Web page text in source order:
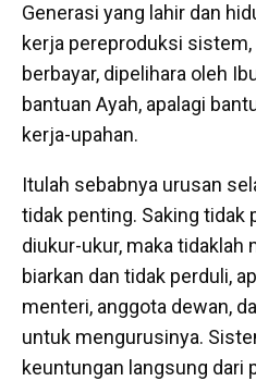
Generasi yang lahir dan
kerja pereproduksi
berbayar, dipelihara oleh
bantuan Ayah, apalagi
kerja-upahan.
Itulah sebabnya urusan
tidak penting. Saking tidak
diukur-ukur, maka tidaklah
biarkan dan tidak perduli,
menteri, anggota dewan,
untuk mengurusinya.
keuntungan langsung dari